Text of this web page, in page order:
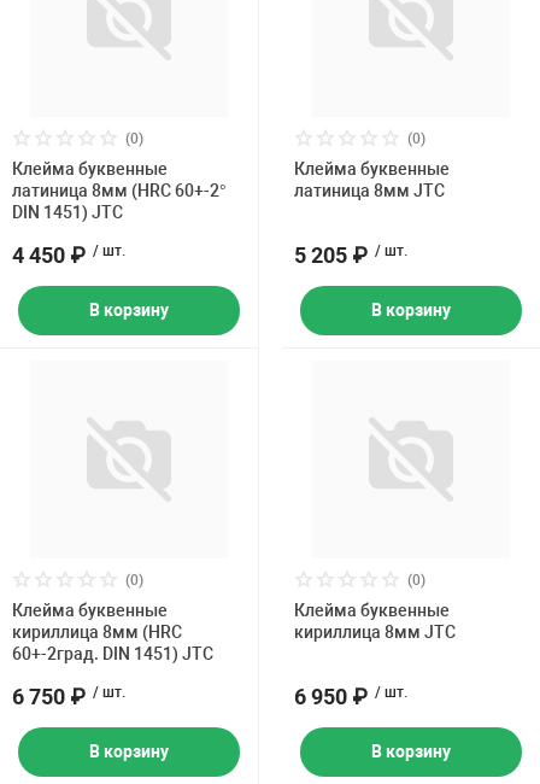
(0)
Клейма буквенные
латиница 8мм (HRC 60+-2°
DIN 1451) JTC
4 450 ₽ / шт.
В корзину
(0)
Клейма буквенные
латиница 8мм JTC
5 205 ₽ / шт.
В корзину
(0)
Клейма буквенные
кириллица 8мм (HRC
60+-2град. DIN 1451) JTC
6 750 ₽ / шт.
В корзину
(0)
Клейма буквенные
кириллица 8мм JTC
6 950 ₽ / шт.
В корзину